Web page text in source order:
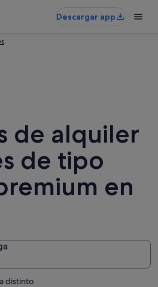
Descargar app
de alquiler
de tipo
en
distinto